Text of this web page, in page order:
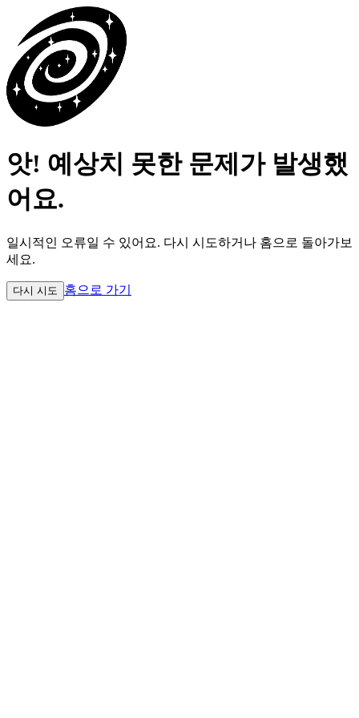
앗! 예상치 못한 문제가 발생했
어요.
일시적인 오류일 수 있어요. 다시 시도하거나 홈으로 돌아가보
세요.
다시 시도 홈으로 가기